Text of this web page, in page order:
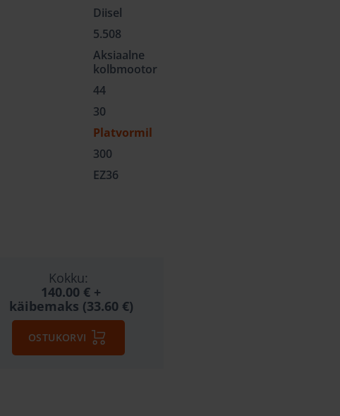
Diisel
5.508
Aksiaalne
kolbmootor
44
30
Platvormil
300
EZ36
Kokku:
140.00 € +
käibemaks (33.60 €)
OSTUKORVI